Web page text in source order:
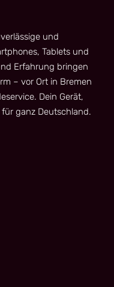
und
Tablets und
Erfahrung bringen
– vor Ort in Bremen
Dein Gerät,
ganz Deutschland.